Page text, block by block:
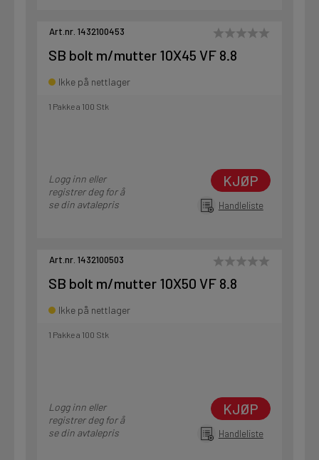
Art.nr. 1432100453
SB bolt m/mutter 10X45 VF 8.8
Ikke på nettlager
1 Pakke a 100 Stk
Logg inn eller
registrer deg for å
se din avtalepris
KJØP
Handleliste
Art.nr. 1432100503
SB bolt m/mutter 10X50 VF 8.8
Ikke på nettlager
1 Pakke a 100 Stk
Logg inn eller
registrer deg for å
se din avtalepris
KJØP
Handleliste